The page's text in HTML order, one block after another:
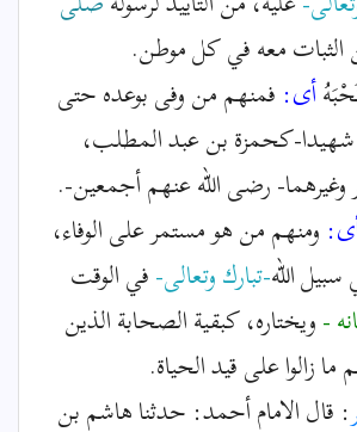
الثبات معه في كل موطن.
أى: فمنهم من وفى بوعده حتى
كحمزة بن عبد المطلب،
رضى الله عنهم أجمعين-.
ومنهم من هو مستمر على الوفاء،
الله-تبارك وتعالى-في الوقت
-ويختاره، كبقية الصحابة الذين
زالوا على قيد الحياة.
: قال الامام أحمد: حدثنا هاشم بن